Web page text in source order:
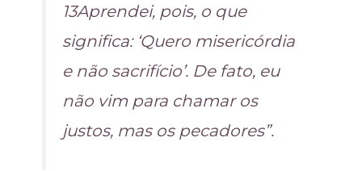
13Aprendei, pois, o que
significa: ‘Quero misericórdia
e não sacrifício’. De fato, eu
não vim para chamar os
justos, mas os pecadores”.